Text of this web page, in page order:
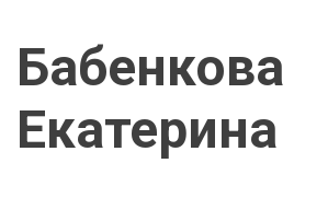
Бабенкова
Екатерина